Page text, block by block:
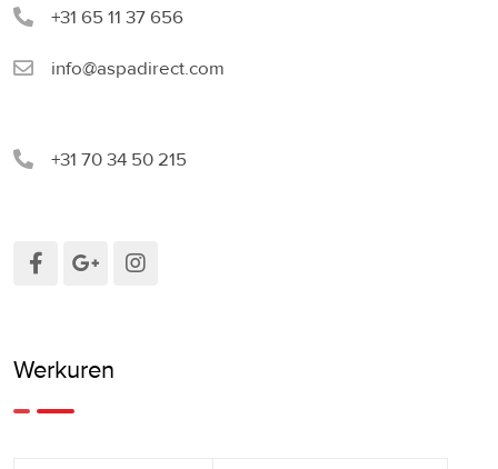
+31 65 11 37 656
info@aspadirect.com
+31 70 34 50 215
Werkuren